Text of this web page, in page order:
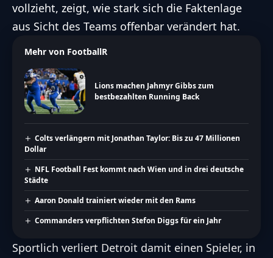
vollzieht, zeigt, wie stark sich die Faktenlage
aus Sicht des Teams offenbar verändert hat.
Mehr von FootballR
Lions machen Jahmyr Gibbs zum
bestbezahlten Running Back
Colts verlängern mit Jonathan Taylor: Bis zu 47 Millionen
Dollar
NFL Football Fest kommt nach Wien und in drei deutsche
Städte
Aaron Donald trainiert wieder mit den Rams
Commanders verpflichten Stefon Diggs für ein Jahr
Sportlich verliert Detroit damit einen Spieler, in